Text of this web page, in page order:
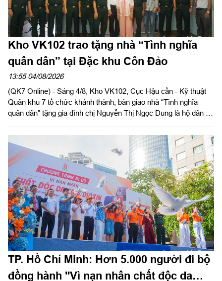
Kho VK102 trao tặng nhà “Tình nghĩa
quân dân” tại Đặc khu Côn Đảo
13:55 04/08/2026
(QK7 Online) - Sáng 4/8, Kho VK102, Cục Hậu cần - Kỹ thuật
Quân khu 7 tổ chức khánh thành, bàn giao nhà “Tình nghĩa
quân dân” tặng gia đình chị Nguyễn Thị Ngọc Dung là hộ dân có
Đảo, Thành phố Hồ Chí Minh. Đại tá Phạm Ngọc Sơn, Chính
ủy Cục Hậu cần - Kỹ thuật Quân khu đến dự và phát biểu chúc
mừng.
TP. Hồ Chí Minh: Hơn 5.000 người đi bộ
đồng hành "Vì nạn nhân chất độc da